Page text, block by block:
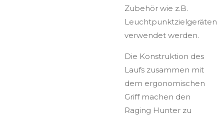
Zubehör wie z.B.
Leuchtpunktzielgeräten
verwendet werden.
Die Konstruktion des
Laufs zusammen mit
dem ergonomischen
Griff machen den
Raging Hunter zu